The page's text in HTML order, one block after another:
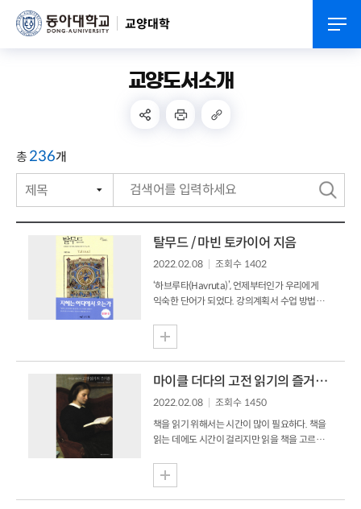
교양대학
교양도서소개
총 236개
검
색
탈무드 / 마빈 토카이어 지음
2022.02.08
조회수 1402
‘하브루타(Havruta)’, 언제부터인가 우리에게
익숙한 단어가 되었다. 강의계획서 수업 방법에
하브루타는 유대인들의 밥상머리 교육이라고 할
수 있는 토론식 교육을 말하는데, 원래 이
하브루타는 탈무드를 이해하기 위한 학습 방법을
말한다. 그렇다면 탈무드는 무엇이냐? 이는
달아 해석한 것이다. 정리하자면 유대인들은
그들의 성경과 같은 토라가 있고, 이 토라를
해석한 것이 탈무드이고 탈무드를 이해하기 위해
학교에서 하브루타 방식으로 공부를 하지만 정작
탈무드는 깊이 있게 들여다 보지 못한 것 같다.
탈무드 원전은 총 63-64편으로 구성되어 있...
마이클 더다의 고전 읽기의 즐거움 / 마이클 더다 지음
2022.02.08
조회수 1450
책을 읽기 위해서는 시간이 많이 필요하다. 책을
읽는 데에도 시간이 걸리지만 읽을 책을 고르는
가리지 않고 읽기 때문에 책을 고르는 데 큰
시간이 필요하지 않다고 하지만, 소중한 시간을
들여 책을 읽는 것이기 때문에 책을 선택하는 데